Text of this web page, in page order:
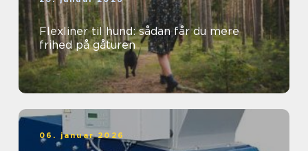
Flexliner til hund: sådan får du mere
frihed på gåturen
06. januar 2026